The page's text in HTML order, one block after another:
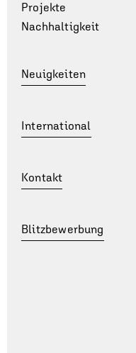
Projekte
Nachhaltigkeit
Neuigkeiten
International
Kontakt
Blitzbewerbung